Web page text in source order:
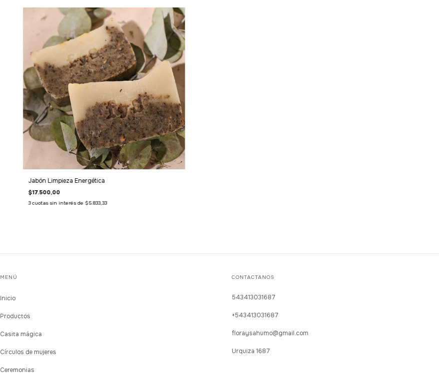
Jabón Limpieza Energética
$17.500,00
3 cuotas sin interés de $5.833,33
MENÚ
Inicio
Productos
Casita mágica
Círculos de mujeres
Ceremonias
CONTACTANOS
543413031687
+543413031687
floraysahumo@gmail.com
Urquiza 1687